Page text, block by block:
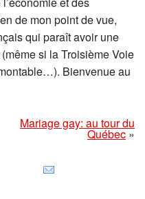
de mon point de vue,
qui paraît avoir une
si la Troisième Voie
Bienvenue au
Mariage gay: au tour du
Québec»